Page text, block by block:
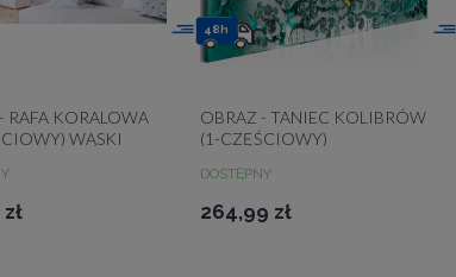
RAFA KORALOWA
WĄSKI
OBRAZ - TANIEC KOLIBRÓW
(1-CZĘŚCIOWY)
DOSTĘPNY
264,99 zł
48h